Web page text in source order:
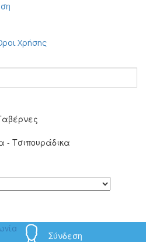
Χρήσης
- Τσιπουράδικα
Σύνδεση